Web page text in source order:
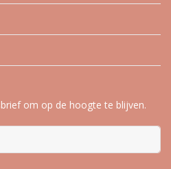
om op de hoogte te blijven.